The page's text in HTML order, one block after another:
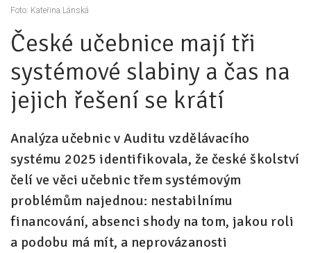
Pro média
Pro zřizovatele
Konference Lepší škola
Kápézetka - průvodce pro zřizovatele
O nás
O nás
Partneři a dárci
Kontakty
České učebnice mají tři
systémové slabiny a čas na
jejich řešení se krátí
Analýza učebnic v Auditu vzdělávacího
systému 2025 identifikovala, že české školství
čelí ve věci učebnic třem systémovým
problémům najednou: nestabilnímu
financování, absenci shody na tom, jakou roli
a podobu má mít, a neprovázanosti
Foto: Kateřina Lánská